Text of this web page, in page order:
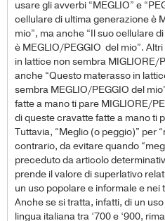
usare gli avverbi “MEGLIO” e
cellulare di ultima generazione è
mio”, ma anche “Il suo cellulare
è MEGLIO/PEGGIO del mio”.
in lattice non sembra MIGLIORE/
anche “Questo materasso in
sembra MEGLIO/PEGGIO del
fatte a mano ti pare MIGLIORE/
di queste cravatte fatte a mano ti
Tuttavia, “Meglio (o peggio)” per
contrario, da evitare quando
preceduto da articolo
prende il valore di superlativo
un uso popolare e informale e nei
Anche se si tratta, infatti, di un
lingua italiana tra ‘700 e ‘900,